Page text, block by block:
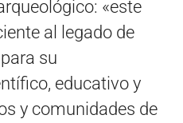
«este
al legado de
su
educativo y
y comunidades de